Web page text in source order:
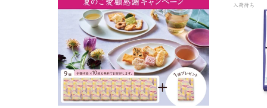
入荷待ち